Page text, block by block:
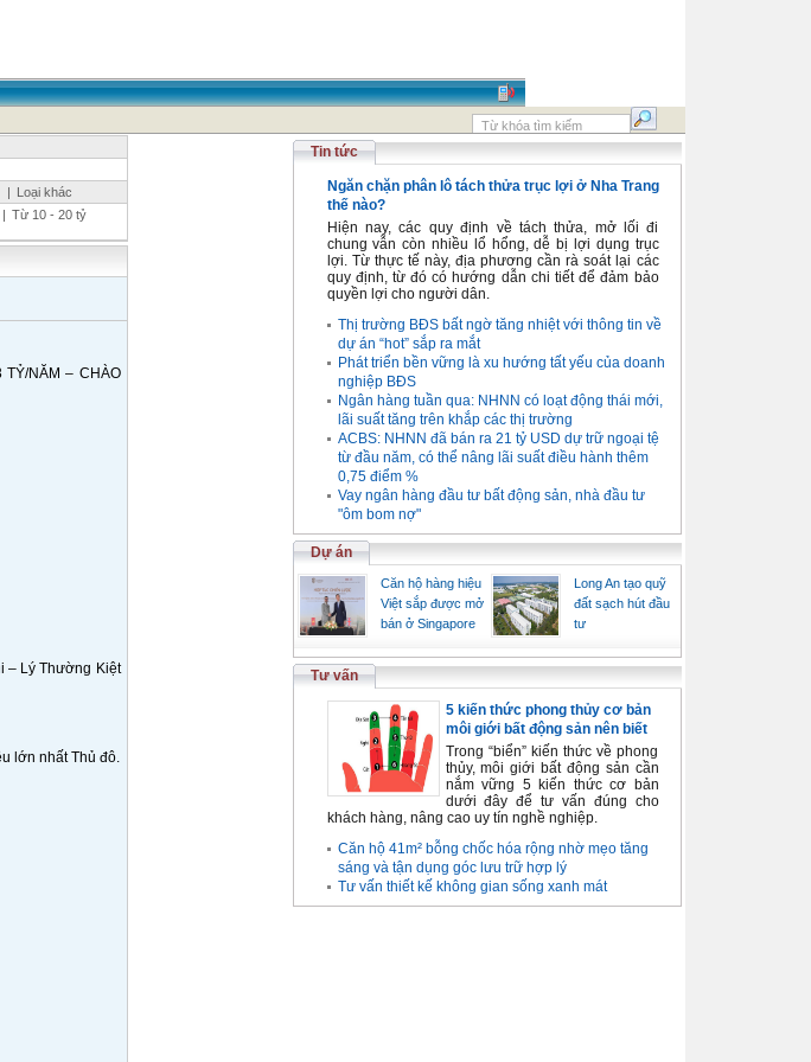
| Loại khác
| Từ 10 - 20 tỷ
TỶ/NĂM – CHÀO
– Lý Thường Kiệt
lớn nhất Thủ đô.
Tin tức
Ngăn chặn phân lô tách thửa trục lợi ở Nha Trang
thế nào?
Hiện nay, các quy định về tách thửa, mở lối đi
chung vẫn còn nhiều lổ hổng, dễ bị lợi dụng trục
lợi. Từ thực tế này, địa phương cần rà soát lại các
quy định, từ đó có hướng dẫn chi tiết để đảm bảo
quyền lợi cho người dân.
Thị trường BĐS bất ngờ tăng nhiệt với thông tin về
dự án “hot” sắp ra mắt
Phát triển bền vững là xu hướng tất yếu của doanh
nghiệp BĐS
Ngân hàng tuần qua: NHNN có loạt động thái mới,
lãi suất tăng trên khắp các thị trường
ACBS: NHNN đã bán ra 21 tỷ USD dự trữ ngoại tệ
từ đầu năm, có thể nâng lãi suất điều hành thêm
0,75 điểm %
Vay ngân hàng đầu tư bất động sản, nhà đầu tư
"ôm bom nợ"
Dự án
Căn hộ hàng hiệu
Việt sắp được mở
bán ở Singapore
Long An tạo quỹ
đất sạch hút đầu
tư
Tư vấn
5 kiến thức phong thủy cơ bản
môi giới bất động sản nên biết
Trong “biển” kiến thức về phong
thủy, môi giới bất động sản cần
nắm vững 5 kiến thức cơ bản
dưới đây để tư vấn đúng cho
khách hàng, nâng cao uy tín nghề nghiệp.
Căn hộ 41m² bỗng chốc hóa rộng nhờ mẹo tăng
sáng và tận dụng góc lưu trữ hợp lý
Tư vấn thiết kế không gian sống xanh mát